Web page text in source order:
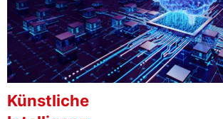
Künstliche